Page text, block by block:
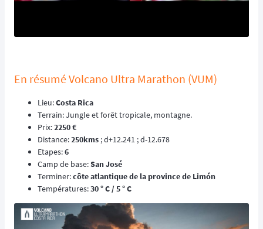
En résumé Volcano Ultra Marathon (VUM)
Lieu:Costa Rica
Terrain: Jungle et forêt tropicale, montagne.
Prix:2250 €
Distance:250kms ; d+12.241 ; d-12.678
Etapes:6
Camp de base:San José
Terminer:côte atlantique de la province de Limón
Températures:30 ° C / 5 ° C